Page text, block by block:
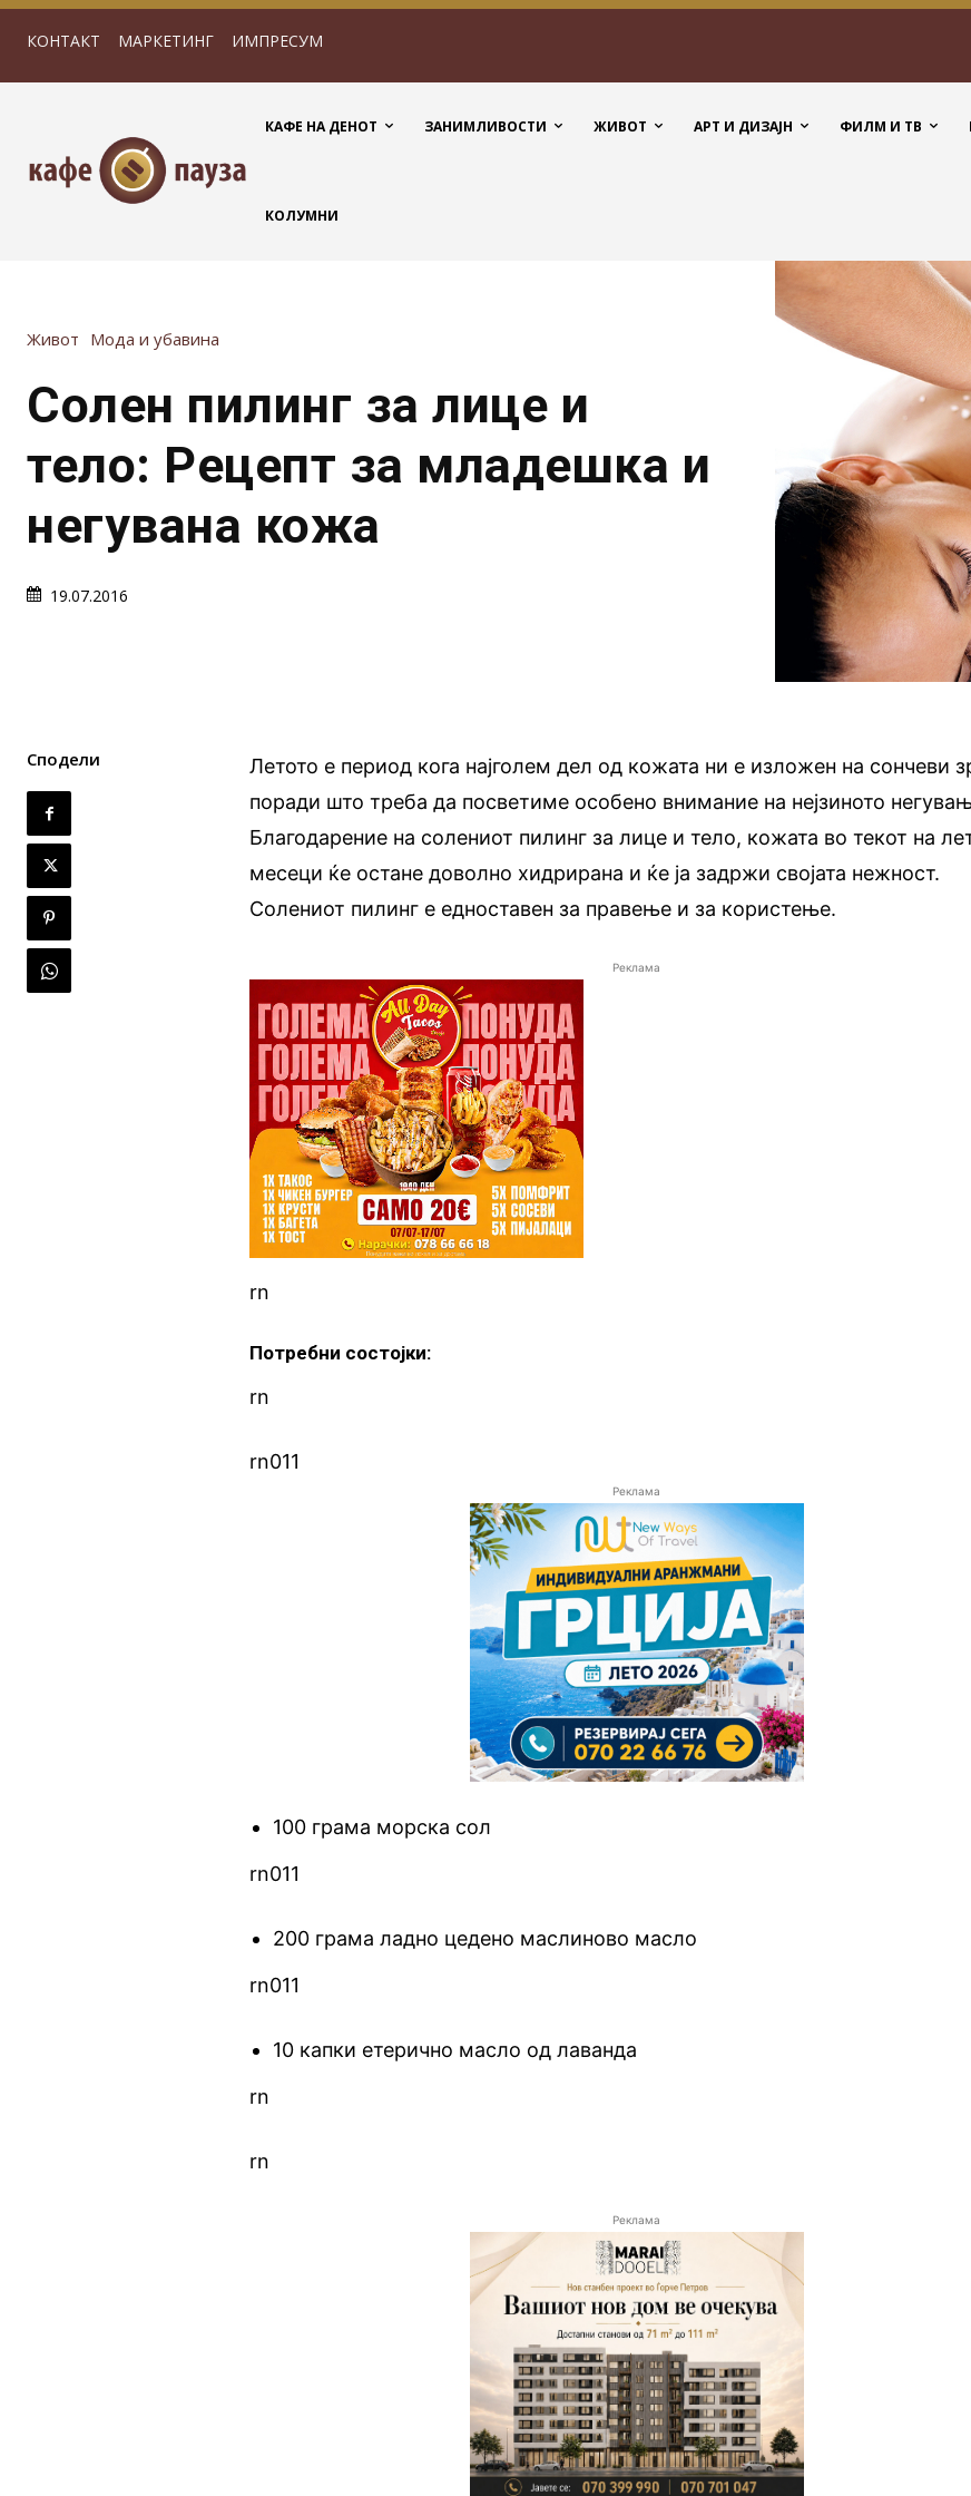
КОНТАКТ МАРКЕТИНГ ИМПРЕСУМ
КАФЕ НА ДЕНОТ ЗАНИМЛИВОСТИ ЖИВОТ АРТ И ДИЗАЈН ФИЛМ И ТВ
КОЛУМНИ
Живот Мода и убавина
Солен пилинг за лице и
тело: Рецепт за младешка и
негувана кожа
19.07.2016
Сподели
Летото е период кога најголем дел од кожата ни е изложен на сончеви
поради што треба да посветиме особено внимание на нејзиното
Благодарение на солениот пилинг за лице и тело, кожата во текот на
месеци ќе остане доволно хидрирана и ќе ја задржи својата нежност.
Солениот пилинг е едноставен за правење и за користење.
Реклама
rn
Потребни состојки:
rn
rn011
Реклама
100 грама морска сол
rn011
200 грама ладно цедено маслиново масло
rn011
10 капки етерично масло од лаванда
rn
rn
Реклама